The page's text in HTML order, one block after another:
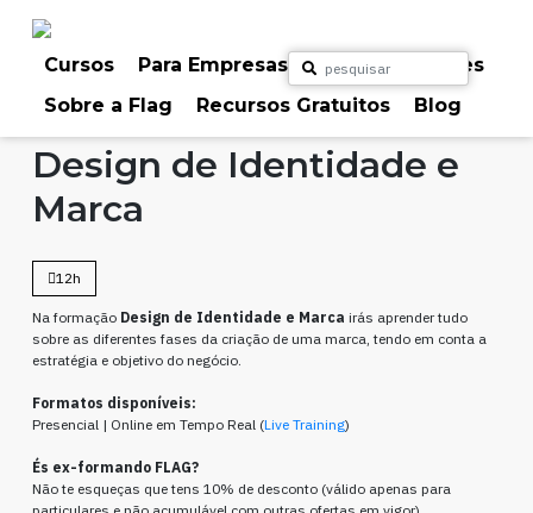
Cursos Para Empresas
Para Particulares
Sobre a Flag
Recursos Gratuitos Blog
Home Cursos Design Gráfico
Design de Identidade e
Marca
12h
Na formação Design de Identidade e Marca irás aprender tudo
sobre as diferentes fases da criação de uma marca, tendo em conta a
estratégia e objetivo do negócio.
Formatos disponíveis:
Presencial | Online em Tempo Real (Live Training)
És ex-formando FLAG?
Não te esqueças que tens 10% de desconto (válido apenas para